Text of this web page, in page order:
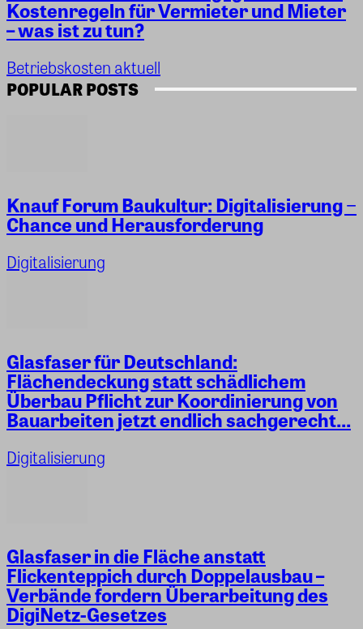
Kostenregeln für Vermieter und Mieter
– was ist zu tun?
Betriebskosten aktuell
POPULAR POSTS
Knauf Forum Baukultur: Digitalisierung −
Chance und Herausforderung
Digitalisierung
Glasfaser für Deutschland:
Flächendeckung statt schädlichem
Überbau Pflicht zur Koordinierung von
Bauarbeiten jetzt endlich sachgerecht...
Digitalisierung
Glasfaser in die Fläche anstatt
Flickenteppich durch Doppelausbau –
Verbände fordern Überarbeitung des
DigiNetz-Gesetzes